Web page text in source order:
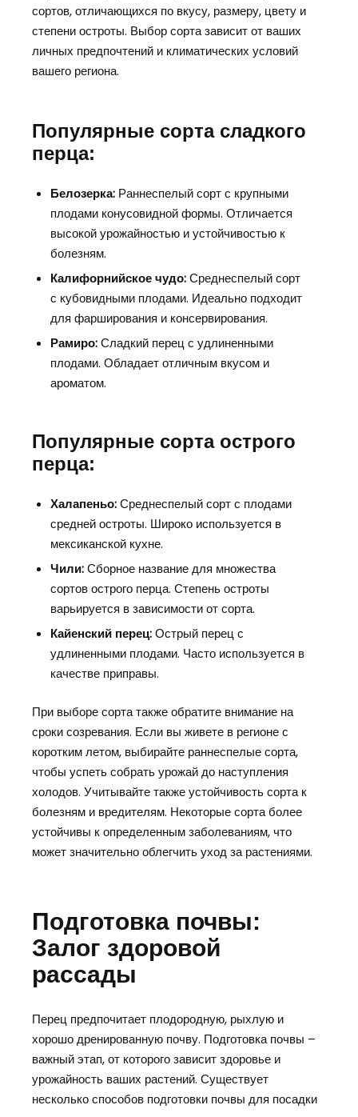
сортов, отличающихся по вкусу, размеру, цвету и
степени остроты. Выбор сорта зависит от ваших
личных предпочтений и климатических условий
вашего региона.
Популярные сорта сладкого
перца:
Белозерка:Раннеспелый сорт с крупными
плодами конусовидной формы. Отличается
высокой урожайностью и устойчивостью к
болезням.
Калифорнийское чудо:Среднеспелый сорт
с кубовидными плодами. Идеально подходит
для фарширования и консервирования.
Рамиро:Сладкий перец с удлиненными
плодами. Обладает отличным вкусом и
ароматом.
Популярные сорта острого
перца:
Халапеньо:Среднеспелый сорт с плодами
средней остроты. Широко используется в
мексиканской кухне.
Чили:Сборное название для множества
сортов острого перца. Степень остроты
варьируется в зависимости от сорта.
Кайенский перец:Острый перец с
удлиненными плодами. Часто используется в
качестве приправы.
При выборе сорта также обратите внимание на
сроки созревания. Если вы живете в регионе с
коротким летом, выбирайте раннеспелые сорта,
чтобы успеть собрать урожай до наступления
холодов. Учитывайте также устойчивость сорта к
болезням и вредителям. Некоторые сорта более
устойчивы к определенным заболеваниям, что
может значительно облегчить уход за растениями.
Подготовка почвы:
Залог здоровой
рассады
Перец предпочитает плодородную, рыхлую и
хорошо дренированную почву. Подготовка почвы –
важный этап, от которого зависит здоровье и
урожайность ваших растений. Существует
несколько способов подготовки почвы для посадки